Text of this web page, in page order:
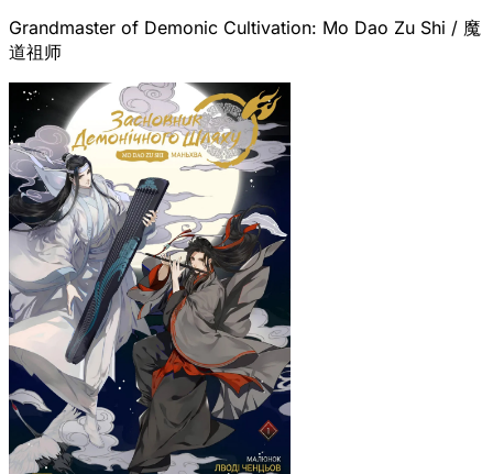
Grandmaster of Demonic Cultivation: Mo Dao Zu Shi / 魔
道祖师